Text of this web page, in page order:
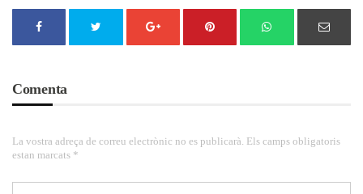
Comenta
La vostra adreça de correu electrònic no es publicarà. Els camps obligatoris
estan marcats *